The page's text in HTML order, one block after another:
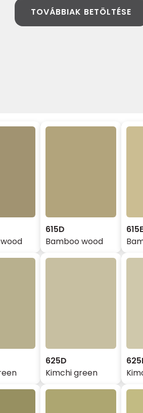
TOVÁBBIAK BETÖLTÉSE
615D
Bamboo wood
615E
625D
Kimchi green